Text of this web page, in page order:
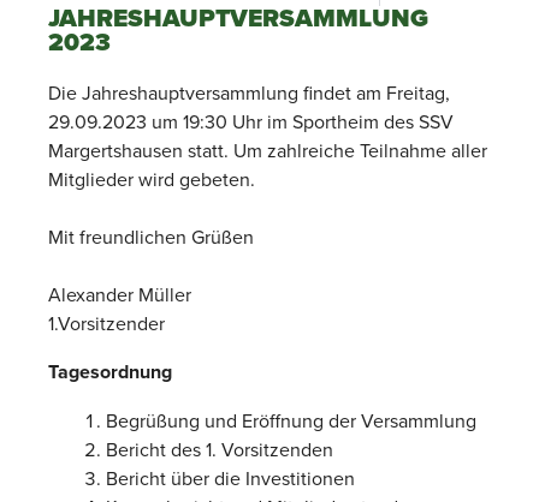
JAHRESHAUPTVERSAMMLUNG
2023
Die Jahreshauptversammlung findet am Freitag,
29.09.2023 um 19:30 Uhr im Sportheim des SSV
Margertshausen statt. Um zahlreiche Teilnahme aller
Mitglieder wird gebeten.
Mit freundlichen Grüßen
Alexander Müller
1.Vorsitzender
Tagesordnung
Begrüßung und Eröffnung der Versammlung
Bericht des 1. Vorsitzenden
Bericht über die Investitionen